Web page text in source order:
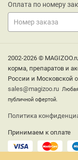
Оплата по номеру
2002-2026 ©
корма, препаратов и
России и Московской
sales@magizoo.ru
публичной офертой.
Политика
Принимаем к оплате